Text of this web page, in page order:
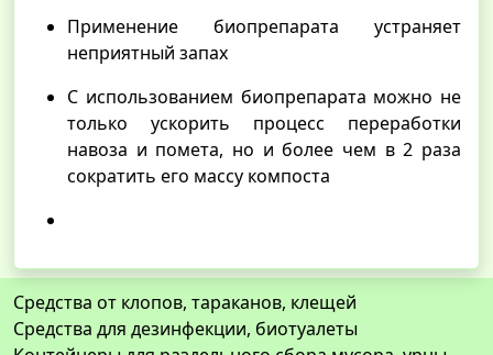
Применение биопрепарата устраняет
неприятный запах
С использованием биопрепарата можно не
только ускорить процесс переработки
навоза и помета, но и более чем в 2 раза
сократить его массу компоста
Средства от клопов, тараканов, клещей
Средства для дезинфекции, биотуалеты